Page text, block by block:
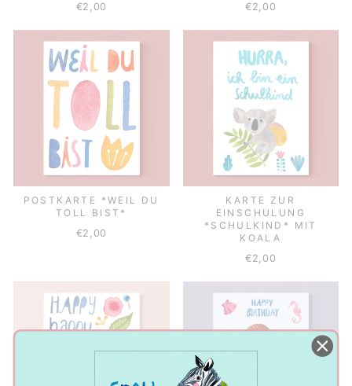
€2,00
€2,00
POSTKARTE *WEIL DU
TOLL BIST*
€2,00
KARTE ZUR
EINSCHULUNG
*SCHULKIND* MIT
KOALA
€2,00